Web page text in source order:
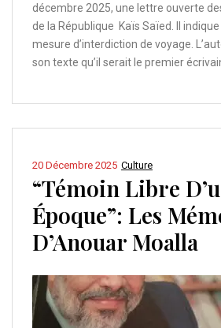
décembre 2025, une lettre ouverte
de la République Kaïs Saïed. Il
mesure d’interdiction de voyage.
son texte qu’il serait le premier
Culture
20 Décembre 2025
“Témoin Libre
Époque”: Les
D’Anouar Moalla